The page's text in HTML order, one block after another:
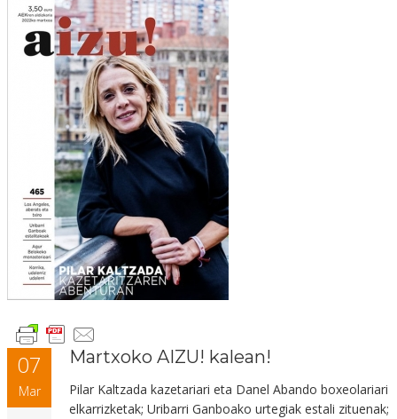
07
Mar
Martxoko AIZU! kalean!
Pilar Kaltzada kazetariari eta Danel Abando boxeolariari
elkarrizketak; Uribarri Ganboako urtegiak estali zituenak;